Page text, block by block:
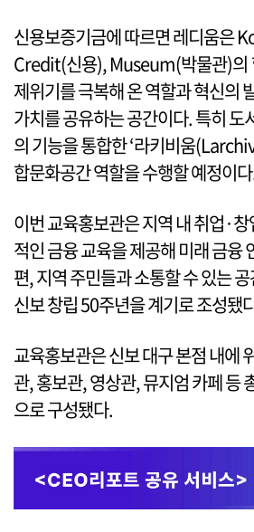
신용보증기금에 따르면 레디움은
Credit(신용), Museum(박물관)의
제위기를 극복해 온 역할과 혁신의
가치를 공유하는 공간이다. 특히
의 기능을 통합한 ‘라키비움
합문화공간 역할을 수행할 예정이
이번 교육홍보관은 지역 내 취업·
적인 금융 교육을 제공해 미래 금융
편, 지역 주민들과 소통할 수 있는
신보 창립 50주년을 계기로 조성됐
교육홍보관은 신보 대구 본점 내에
관, 홍보관, 영상관, 뮤지엄 카페 등
으로 구성됐다.